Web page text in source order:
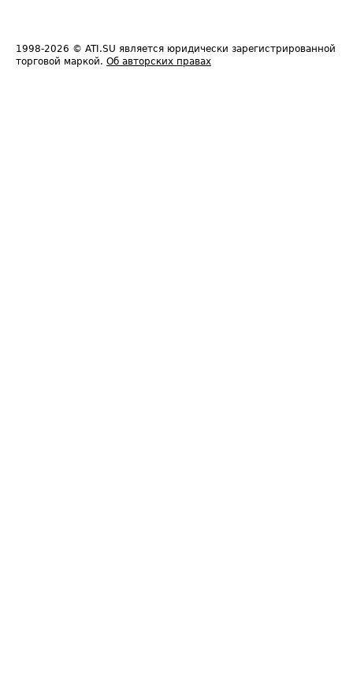
1998-2026 © ATI.SU является юридически зарегистрированной
торговой маркой. Об авторских правах